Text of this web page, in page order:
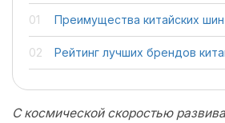
Преимущества китайских шин
Рейтинг лучших брендов
С космической скоростью